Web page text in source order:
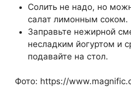
Солить не надо, но
салат лимонным соком.
Заправьте нежирной
несладким йогуртом и
подавайте на стол.
Фото: https://